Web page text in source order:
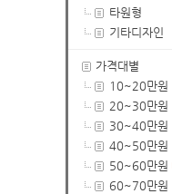
타원형
기타디자인
가격대별
10~20만원
20~30만원
30~40만원
40~50만원
50~60만원
60~70만원